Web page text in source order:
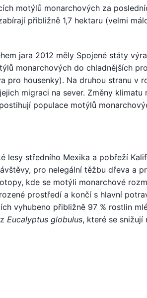
motýlů monarchových za
přibližně 1,7 hektaru (velmi
jara 2012 měly Spojené státy
monarchových do chladnějších
housenky). Na druhou stranu v
migraci na sever. Změny klimatu
populace motýlů
lesy středního Mexika a pobřeží
pro nelegální těžbu dřeva a
kde se motýli monarchové
prostředí a končí s hlavní
vyhubeno přibližně 97 % rostlin
Eucalyptus globulus, které se snižují